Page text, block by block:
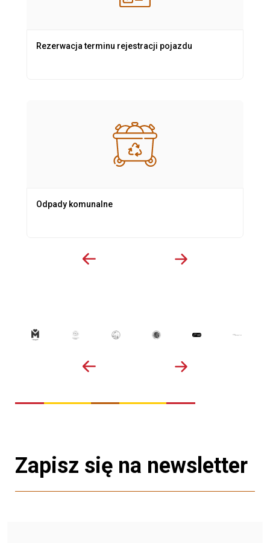
Rezerwacja terminu rejestracji pojazdu
Odpady komunalne
Zapisz się na newsletter